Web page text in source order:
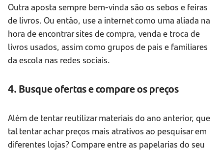
Outra aposta sempre bem-vinda são os sebos e feiras
de livros. Ou então, use a internet como uma aliada na
hora de encontrar sites de compra, venda e troca de
livros usados, assim como grupos de pais e familiares
da escola nas redes sociais.
4. Busque ofertas e compare os preços
Além de tentar reutilizar materiais do ano anterior, que
tal tentar achar preços mais atrativos ao pesquisar em
diferentes lojas? Compare entre as papelarias do seu